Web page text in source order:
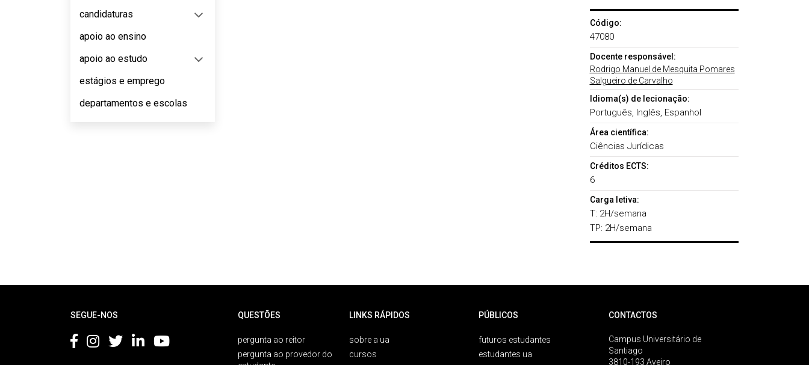
candidaturas
apoio ao ensino
apoio ao estudo
estágios e emprego
departamentos e escolas
Código:
47080
Docente responsável:
Rodrigo Manuel de Mesquita Pomares
Salgueiro de Carvalho
Idioma(s) de lecionação:
Português, Inglês, Espanhol
Área científica:
Ciências Jurídicas
Créditos ECTS:
6
Carga letiva:
T: 2H/semana
TP: 2H/semana
SEGUE-NOS QUESTÕES
pergunta ao reitor
pergunta ao provedor do
LINKS RÁPIDOS
sobre a ua
cursos
PÚBLICOS
futuros estudantes
estudantes ua
CONTACTOS
Campus Universitário de
Santiago
3810-193 Aveiro